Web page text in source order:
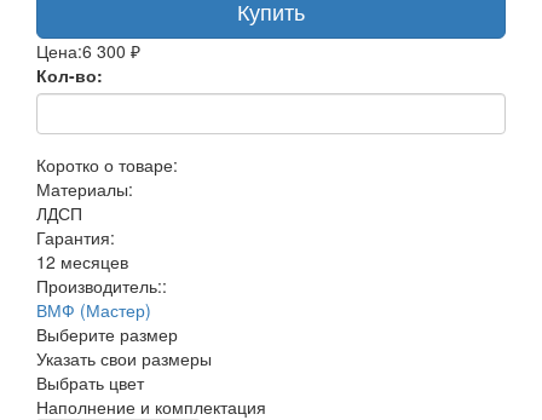
Купить
Цена:6 300 ₽
Кол-во:
Коротко о товаре:
Материалы:
ЛДСП
Гарантия:
12 месяцев
Производитель::
ВМФ (Мастер)
Выберите размер
Указать свои размеры
Выбрать цвет
Наполнение и комплектация